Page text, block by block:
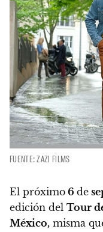
FUENTE: ZAZI FILMS
El próximo 6 de
edición del Tour
México, misma